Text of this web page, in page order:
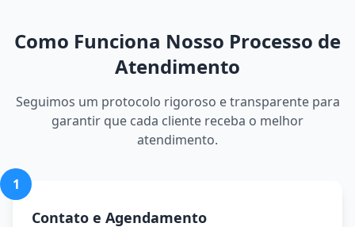
Como Funciona Nosso Processo de
Atendimento
Seguimos um protocolo rigoroso e transparente para
garantir que cada cliente receba o melhor
atendimento.
1
Contato e Agendamento